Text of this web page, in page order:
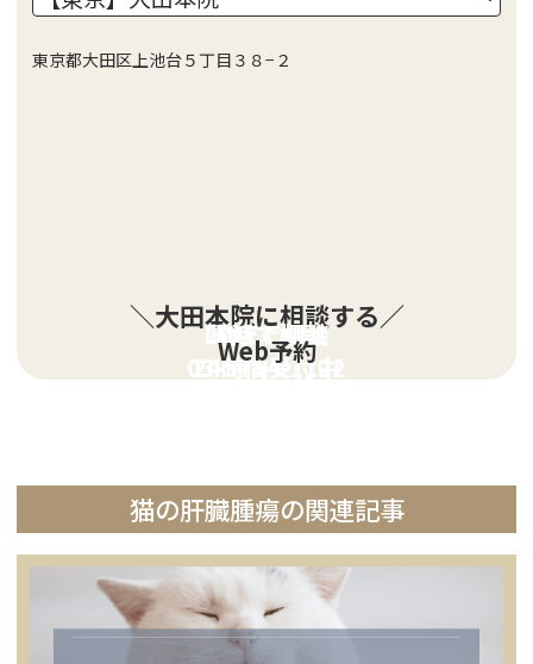
東京都大田区上池台５丁目３８−２
＼大田本院に相談する／
電話で相談
03-5754-1122
LINEで相談
24時間受付中
Web予約
猫の肝臓腫瘍の関連記事